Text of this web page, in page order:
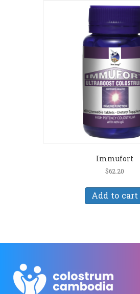
Immufort
$62.20
Add to cart